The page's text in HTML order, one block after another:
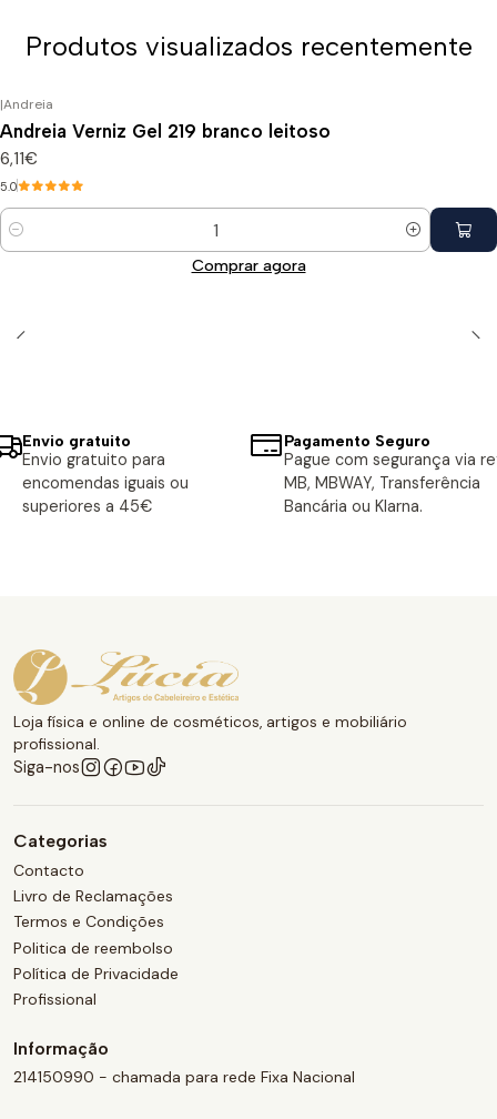
Produtos visualizados recentemente
|Andreia
Andreia Verniz Gel 219 branco leitoso
6,11€
5.0
Quantidade
Comprar agora
Envio gratuito
Envio gratuito para
encomendas iguais ou
superiores a 45€
Pagamento Seguro
Pague com segurança via
MB, MBWAY, Transferência
Bancária ou Klarna.
Loja física e online de cosméticos, artigos e mobiliário
profissional.
Siga-nos
Categorias
Contacto
Livro de Reclamações
Termos e Condições
Politica de reembolso
Política de Privacidade
Profissional
Informação
214150990 - chamada para rede Fixa Nacional